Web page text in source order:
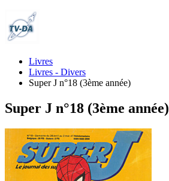
Livres
Livres - Divers
Super J n°18 (3ème année)
Super J n°18 (3ème année)